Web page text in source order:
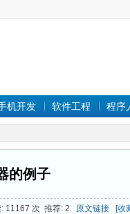
机开发 软件工程 程序
的例子
11167 次 推荐: 2 原文链接 [收